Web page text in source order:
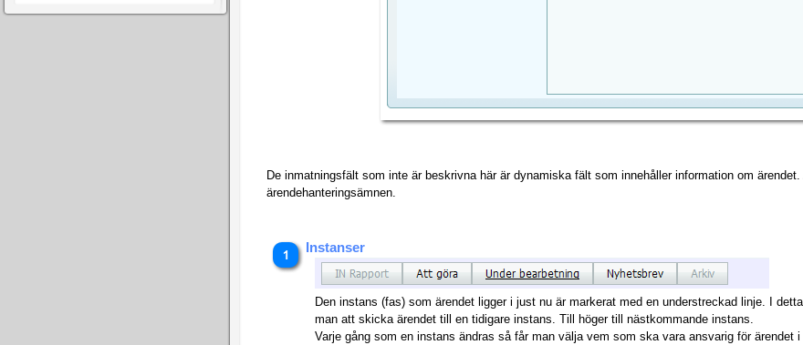
De inmatningsfält som inte är beskrivna här är dynamiska fält som innehåller information om
ärendehanteringsämnen.
Instanser
Den instans (fas) som ärendet ligger i just nu är markerat med en understreckad linje. I
man att skicka ärendet till en tidigare instans. Till höger till nästkommande instans.
Varje gång som en instans ändras så får man välja vem som ska vara ansvarig för